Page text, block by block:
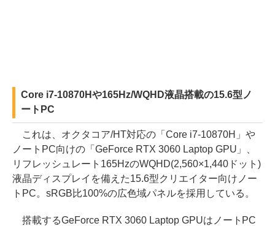
Core i7-10870Hや165Hz/WQHD液晶搭載の15.6型ノ
ートPC
これは、オクタコア/HT対応の「Core i7-10870H」や
ノートPC向けの「GeForce RTX 3060 Laptop GPU」、
リフレッシュレート165HzのWQHD(2,560×1,440ドット)
液晶ディスプレイを備えた15.6型クリエイター向けノー
トPC。sRGB比100%の広色域パネルを採用している。
搭載するGeForce RTX 3060 Laptop GPUはノートPC